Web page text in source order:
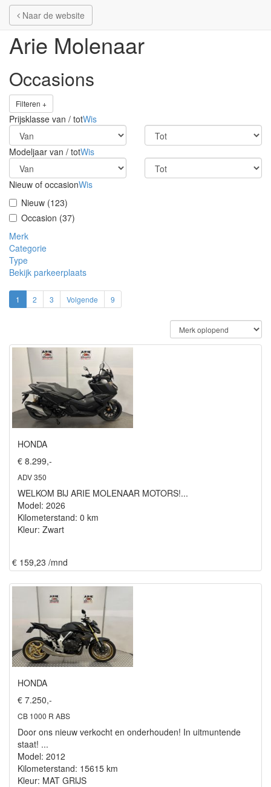
Naar de website
Naar de website
Arie Molenaar
Occasions
Filteren +
Prijsklasse van / totWis
Modeljaar van / totWis
Nieuw of occasionWis
Nieuw (123)
Occasion (37)
Merk
Categorie
Type
Bekijk parkeerplaats
1 2 3 Volgende 9
HONDA
€ 8.299,-
ADV 350
WELKOM BIJ ARIE MOLENAAR MOTORS!...
Model: 2026
Kilometerstand: 0 km
Kleur: Zwart
€ 159,23 /mnd
HONDA
€ 7.250,-
CB 1000 R ABS
Door ons nieuw verkocht en onderhouden! In uitmuntende
staat! ...
Model: 2012
Kilometerstand: 15615 km
Kleur: MAT GRIJS